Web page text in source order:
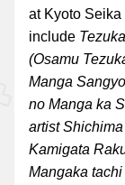
at Kyoto
include
(Osamu
Manga
no Manga ka
artist
Kamigata
Mangaka